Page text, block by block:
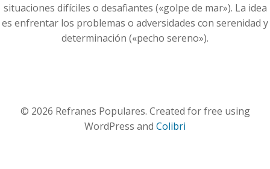
situaciones difíciles o desafiantes («golpe de mar»). La idea
es enfrentar los problemas o adversidades con serenidad y
determinación («pecho sereno»).
© 2026 Refranes Populares. Created for free using
WordPress and Colibri